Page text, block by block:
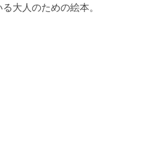
大人のための絵本。